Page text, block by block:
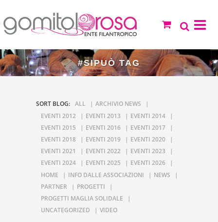
#SIPUÒ TAG
SORT BLOG: ALL
ARCHIVIO NEWS
EVENTI 2012
EVENTI 2013
EVENTI 2014
EVENTI 2015
EVENTI 2016
EVENTI 2017
EVENTI 2018
EVENTI 2019
EVENTI 2020
EVENTI 2021
EVENTI 2022
EVENTI 2023
EVENTI 2024
EVENTI 2025
EVENTI 2026
HOME
INFO DALLE ASSOCIAZIONI
NEWS
PARTNER
PROGETTI
PROGETTI MAGLIA SOLIDALE
UNCATEGORIZED
VIDEO